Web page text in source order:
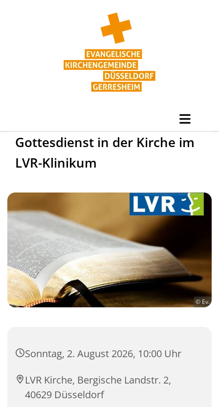
Gottesdienst in der Kirche im
LVR-Klinikum
© Ev.
Sonntag, 2. August 2026, 10:00 Uhr
LVR Kirche, Bergische Landstr. 2,
40629 Düsseldorf